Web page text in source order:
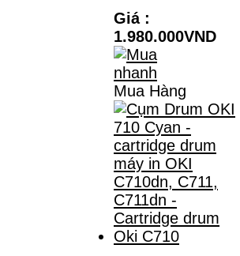
Giá :
1.980.000VND
Mua Hàng